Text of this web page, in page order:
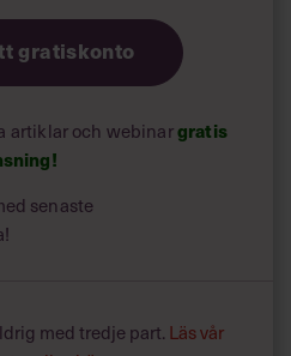
gratiskonto
artiklar och webinargratis
senaste
med tredje part. Läs vår